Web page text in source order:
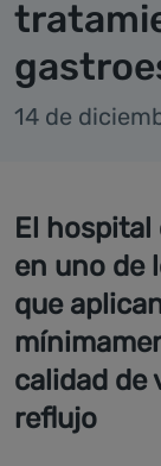
14 de
El
en uno de
que
calidad de
reflujo